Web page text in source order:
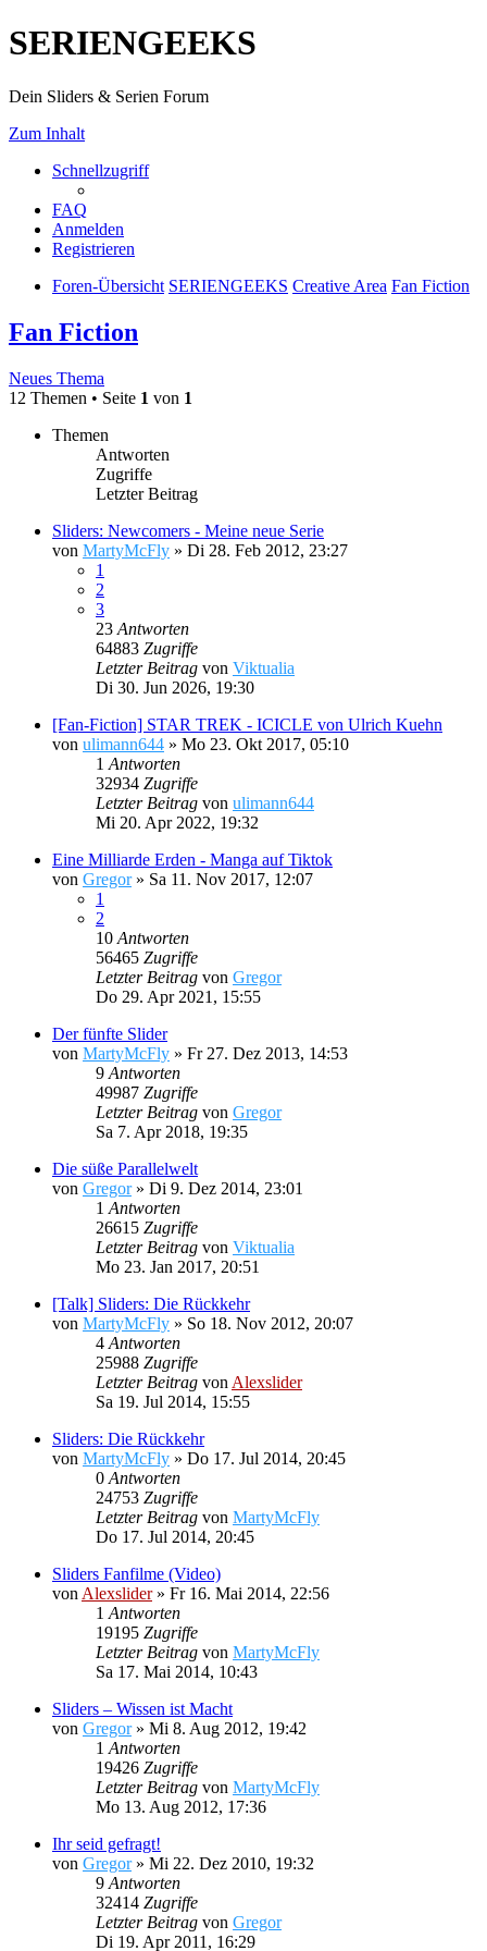
SERIENGEEKS
Dein Sliders & Serien Forum
Zum Inhalt
Schnellzugriff
FAQ
Anmelden
Registrieren
Foren-Übersicht SERIENGEEKS Creative Area Fan Fiction
Fan Fiction
Neues Thema
12 Themen • Seite 1 von 1
Themen
Antworten
Zugriffe
Letzter Beitrag
Sliders: Newcomers - Meine neue Serie
von MartyMcFly » Di 28. Feb 2012, 23:27
1
2
3
23 Antworten
64883 Zugriffe
Letzter Beitrag von Viktualia
Di 30. Jun 2026, 19:30
[Fan-Fiction] STAR TREK - ICICLE von Ulrich Kuehn
von ulimann644 » Mo 23. Okt 2017, 05:10
1 Antworten
32934 Zugriffe
Letzter Beitrag von ulimann644
Mi 20. Apr 2022, 19:32
Eine Milliarde Erden - Manga auf Tiktok
von Gregor» Sa 11. Nov 2017, 12:07
1
2
10 Antworten
56465 Zugriffe
Letzter Beitrag von Gregor
Do 29. Apr 2021, 15:55
Der fünfte Slider
von MartyMcFly » Fr 27. Dez 2013, 14:53
9 Antworten
49987 Zugriffe
Letzter Beitrag von Gregor
Sa 7. Apr 2018, 19:35
Die süße Parallelwelt
von Gregor» Di 9. Dez 2014, 23:01
1 Antworten
26615 Zugriffe
Letzter Beitrag von Viktualia
Mo 23. Jan 2017, 20:51
[Talk] Sliders: Die Rückkehr
von MartyMcFly » So 18. Nov 2012, 20:07
4 Antworten
25988 Zugriffe
Letzter Beitrag von Alexslider
Sa 19. Jul 2014, 15:55
Sliders: Die Rückkehr
von MartyMcFly » Do 17. Jul 2014, 20:45
0 Antworten
24753 Zugriffe
Letzter Beitrag von MartyMcFly
Do 17. Jul 2014, 20:45
Sliders Fanfilme (Video)
von Alexslider» Fr 16. Mai 2014, 22:56
1 Antworten
19195 Zugriffe
Letzter Beitrag von MartyMcFly
Sa 17. Mai 2014, 10:43
Sliders – Wissen ist Macht
von Gregor» Mi 8. Aug 2012, 19:42
1 Antworten
19426 Zugriffe
Letzter Beitrag von MartyMcFly
Mo 13. Aug 2012, 17:36
Ihr seid gefragt!
von Gregor» Mi 22. Dez 2010, 19:32
9 Antworten
32414 Zugriffe
Letzter Beitrag von Gregor
Di 19. Apr 2011, 16:29